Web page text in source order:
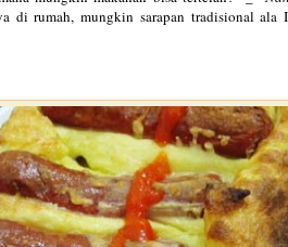
di rumah, mungkin sarapan tradisional ala